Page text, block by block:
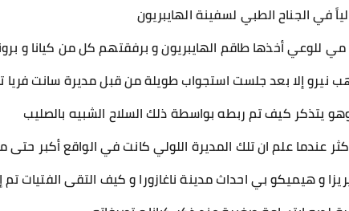
في الجناح الطبي لسفينة الهايبريون
للوعي أخذها طاقم الهايبريون و برفقتهم كل من كيانا و
نيرو إلا بعد جلست استجواب طويلة من قبل مديرة سانت فريا
يتذكر كيف تم ربطه بواسطة ذلك السلاح الشبيه بالصليب
عندما علم ان تلك المديرة اللولي كانت في الواقع أكبر حتى
و هيميكو بي احداث مدينة ناغازورا و كيف التقى الفتيات